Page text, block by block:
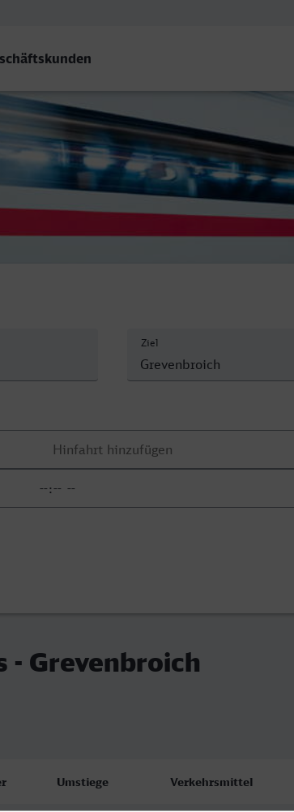
Ziel
- Grevenbroich
Umstiege Verkehrsmittel